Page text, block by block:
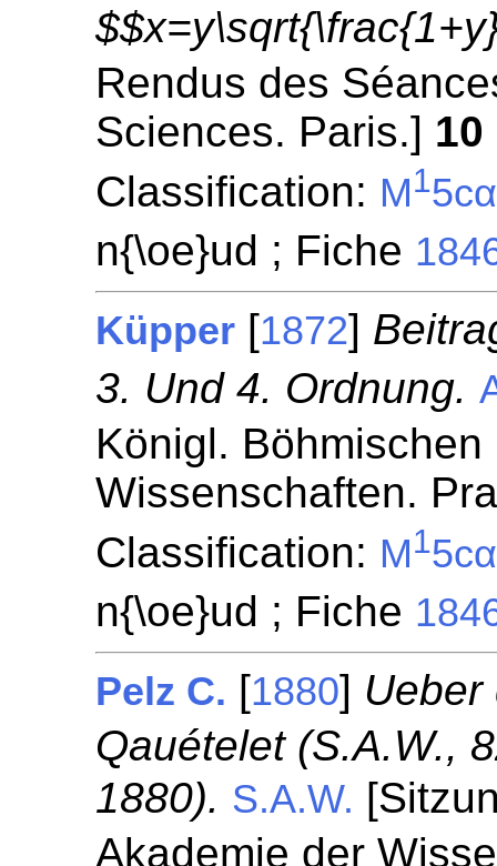
Rendus des
Sciences. Paris.] 10
Classification: M15cα
n{\oe}ud ; Fiche
Küpper [1872]
3. Und 4. Ordnung.
Königl.
Wissenschaften.
Classification: M15cα
n{\oe}ud ; Fiche
Pelz C. [1880]
Qauételet (S.A.W.,
1880). S.A.W.
Akademie der